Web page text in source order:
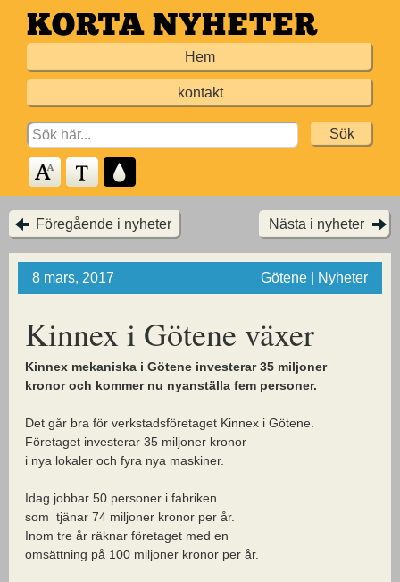
Hoppa
till
Hem
kontakt
Search
for:
Föregående i nyheter Nästa i nyheter
8 mars, 2017 Götene | Nyheter
Kinnex i Götene växer
Kinnex mekaniska i Götene investerar 35 miljoner
kronor och kommer nu nyanställa fem personer.
Det går bra för verkstadsföretaget Kinnex i Götene.
Företaget investerar 35 miljoner kronor
i nya lokaler och fyra nya maskiner.
Idag jobbar 50 personer i fabriken
som tjänar 74 miljoner kronor per år.
Inom tre år räknar företaget med en
omsättning på 100 miljoner kronor per år.